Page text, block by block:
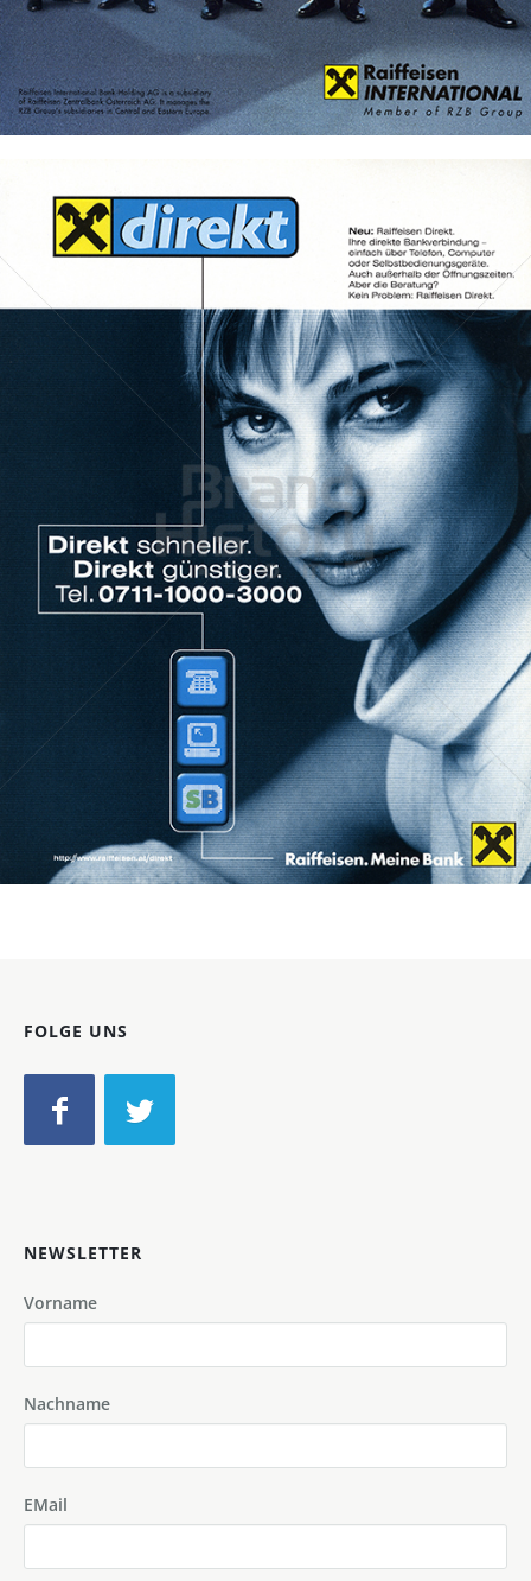
Bild-ID: 69569
Raiffeisen Bank International
Raiffeisen Bankengruppe Österreich
1999
Bild-ID: 19419
FOLGE UNS
NEWSLETTER
Vorname
Nachname
EMail